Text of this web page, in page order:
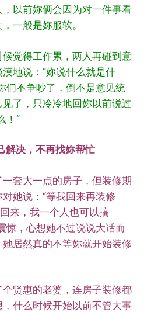
以前妳俩会因为对一件事看
一般是妳服软。
觉得工作累，两人再碰到意
地说：“妳说什么就是什
们不争吵了，倒不是意见统
了，只冷冷地回妳以前说过
！”
解决，不再找妳帮忙
套大一点的房子，但装修期
她说：“等我回来再装修
来，我一个人也可以搞
惊，心想她不过说说大话而
居然真的不等妳就开始装修
贤惠的老婆，连房子装修都
什么时候开始以前不管大事